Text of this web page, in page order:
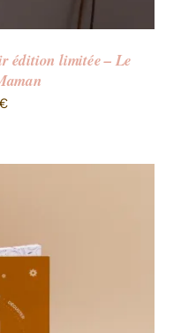
édition limitée – Le
€